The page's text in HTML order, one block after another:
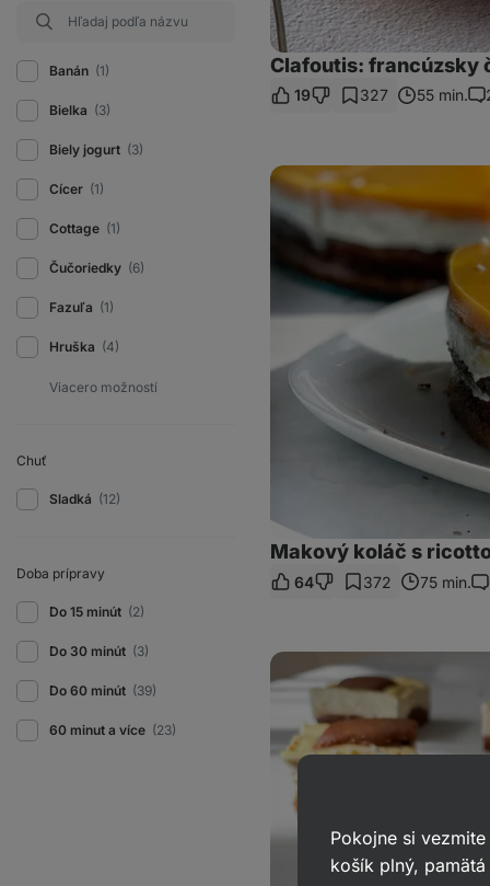
Banán (1)
Bielka (3)
Biely jogurt (3)
Cícer (1)
Cottage (1)
Čučoriedky (6)
Fazuľa (1)
Hruška (4)
Chuť
Sladká (12)
Doba prípravy
Do 15 minút (2)
Do 30 minút (3)
Do 60 minút (39)
60 minut a více (23)
Clafoutis: francúzsky
19 327 55 min.
Makový
koláč
ricottou
Makový koláč s
64 372 75 min.
Prešívaná
pudingom
Pokojne si
košík plný,